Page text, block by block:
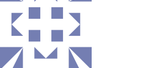
conteúdo